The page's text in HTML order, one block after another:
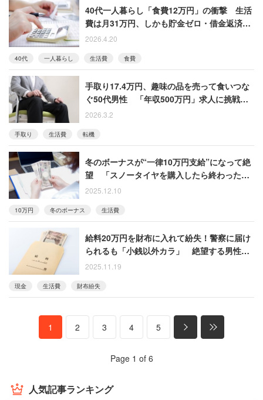
40代一人暮らし「食費12万円」の衝撃 生活
費は月31万円、しかも貯金ゼロ・借金返済中
の投稿者に「何食べてるの？」と総ツッコミ
2026.4.20
40代 一人暮らし 生活費 食費
手取り17.4万円、趣味の品を売って食いつな
ぐ50代男性 「年収500万円」求人に挑戦
「年齢的にも通れば奇跡」
2026.3.2
手取り 生活費 転機
冬のボーナスが“一律10万円支給”になって絶
望 「スノータイヤを購入したら終わった」
と語る女性
2025.12.10
10万円 冬のボーナス 生活費
給料20万円を財布に入れて紛失！警察に届け
られるも「小銭以外カラ」 絶望する男性を
救った社長の神対応
2025.11.19
現金 生活費 財布紛失
1 2 3 4 5
Page 1 of 6
人気記事ランキング